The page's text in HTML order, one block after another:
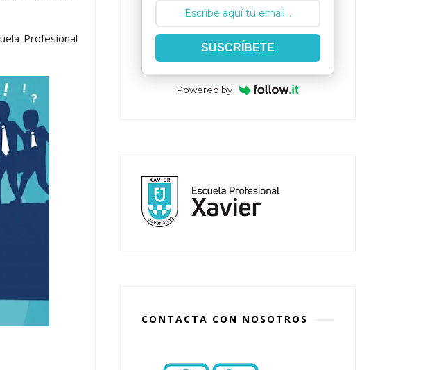
Profesional
SUSCRÍBETE
Powered by
CONTACTA CON NOSOTROS